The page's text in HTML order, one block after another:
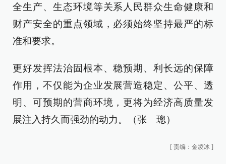
全生产、生态环境等关系人民群众生命健康和
财产安全的重点领域，必须始终坚持最严的标
准和要求。
更好发挥法治固根本、稳预期、利长远的保障
作用，不仅能为企业发展营造稳定、公平、透
明、可预期的营商环境，更将为经济高质量发
展注入持久而强劲的动力。（张 璁）
[ 责编：金凌冰 ]